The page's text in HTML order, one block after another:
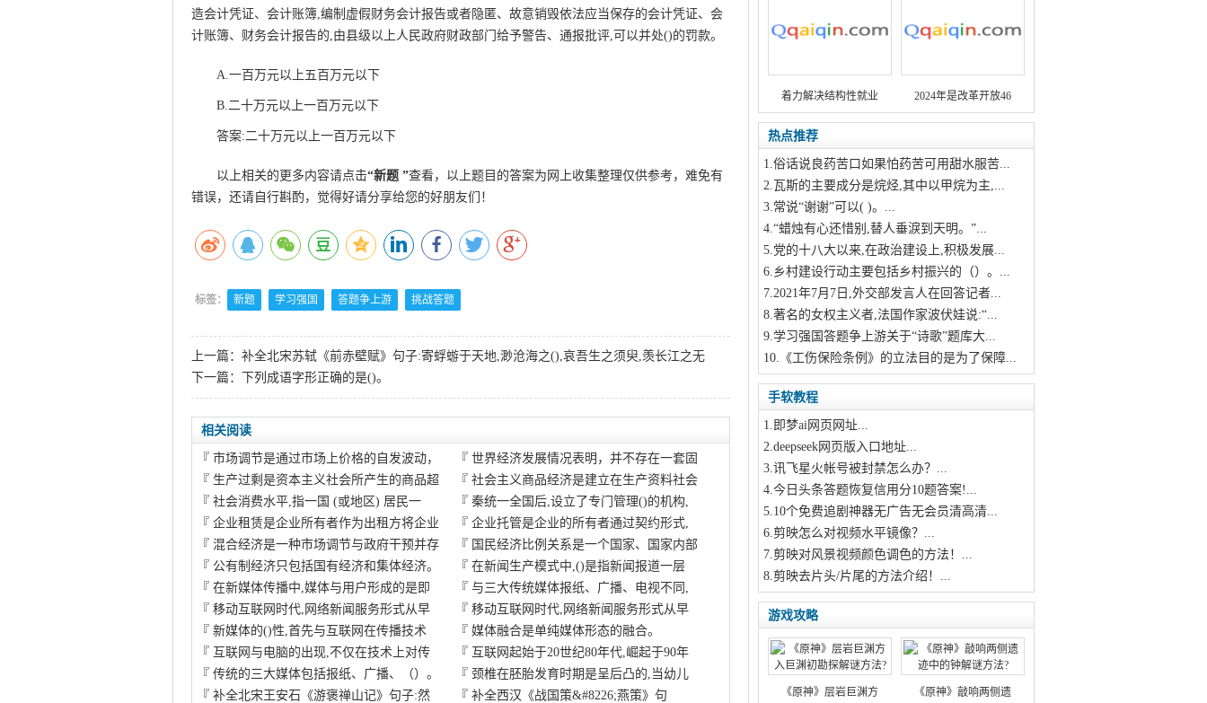
造会计凭证、会计账簿,编制虚假财务会计报告或者隐匿、故意销毁依法应当保存的会计凭证、会
计账簿、财务会计报告的,由县级以上人民政府财政部门给予警告、通报批评,可以并处()的罚款。
A.一百万元以上五百万元以下
B.二十万元以上一百万元以下
答案:二十万元以上一百万元以下
以上相关的更多内容请点击“新题 ”查看，以上题目的答案为网上收集整理仅供参考，难免有
错误，还请自行斟酌，觉得好请分享给您的好朋友们！
标签： 新题 学习强国 答题争上游 挑战答题
上一篇： 补全北宋苏轼《前赤壁赋》句子:寄蜉蝣于天地,渺沧海之(),哀吾生之须臾,羡长江之无
下一篇：
下列成语字形正确的是()。
相关阅读
『 市场调节是通过市场上价格的自发波动， 『世界经济发展情况表明，并不存在一套固
『 生产过剩是资本主义社会所产生的商品超 『社会主义商品经济是建立在生产资料社会
『 社会消费水平,指一国 (或地区) 居民一 『秦统一全国后,设立了专门管理()的机构,
『 企业租赁是企业所有者作为出租方将企业 『企业托管是企业的所有者通过契约形式,
『 混合经济是一种市场调节与政府干预并存 『 国民经济比例关系是一个国家、国家内部
『 公有制经济只包括国有经济和集体经济。 『在新闻生产模式中,()是指新闻报道一层
『 在新媒体传播中,媒体与用户形成的是即 『与三大传统媒体报纸、广播、电视不同,
『 移动互联网时代,网络新闻服务形式从早 『移动互联网时代,网络新闻服务形式从早
『 新媒体的()性,首先与互联网在传播技术 『媒体融合是单纯媒体形态的融合。
『 互联网与电脑的出现,不仅在技术上对传 『 互联网起始于20世纪80年代,崛起于90年
『 传统的三大媒体包括报纸、广播、（）。 『颈椎在胚胎发育时期是呈后凸的,当幼儿
『 补全北宋王安石《游褒禅山记》句子:然 『补全西汉《战国策&#8226;燕策》句
着力解决结构性就业 2024年是改革开放46
热点推荐
1.俗话说良药苦口如果怕药苦可用甜水服苦...
2.瓦斯的主要成分是烷烃,其中以甲烷为主,...
3.常说“谢谢”可以( )。...
4.“蜡烛有心还惜别,替人垂淚到天明。”...
5.党的十八大以来,在政治建设上,积极发展...
6.乡村建设行动主要包括乡村振兴的（）。...
7.2021年7月7日,外交部发言人在回答记者...
8.著名的女权主义者,法国作家波伏娃说:“...
9.学习强国答题争上游关于“诗歌”题库大...
10.《工伤保险条例》的立法目的是为了保障...
手软教程
1.即梦ai网页网址...
2.deepseek网页版入口地址...
3.讯飞星火帐号被封禁怎么办？...
4.今日头条答题恢复信用分10题答案!...
5.10个免费追剧神器无广告无会员清高清...
6.剪映怎么对视频水平镜像？...
7.剪映对风景视频颜色调色的方法！...
8.剪映去片头/片尾的方法介绍！...
游戏攻略
《原神》层岩巨渊方 《原神》敲响两侧遗